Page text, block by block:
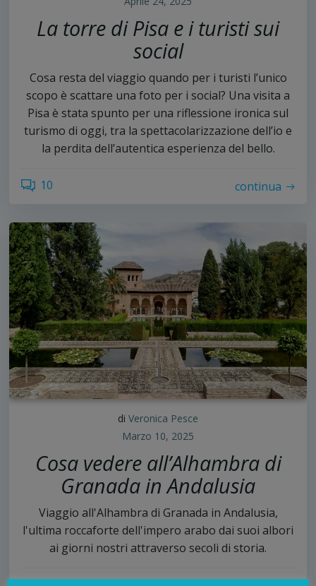
La torre di Pisa e i turisti sui
social
Cosa resta del viaggio quando per i turisti l’unico
scopo è scattare una foto per i social? Una visita a
Pisa è stata spunto per una riflessione ironica sul
turismo di oggi, tra la spettacolarizzazione dell’io e
la perdita dell’autentica esperienza del bello.
10 continua
di Veronica Pesce
Marzo 10, 2025
Cosa vedere all’Alhambra di
Granada in Andalusia
Viaggio all'Alhambra di Granada in Andalusia,
l'ultima roccaforte dell'impero arabo dai suoi albori
ai giorni nostri attraverso secoli di storia.